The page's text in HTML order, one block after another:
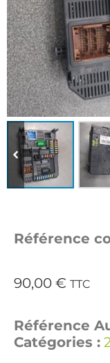
Référence
90,00 € TTC
Référence
Catégories :